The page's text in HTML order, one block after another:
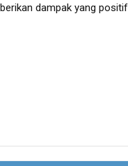
dampak yang